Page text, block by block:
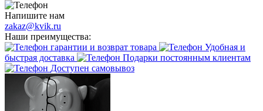
Напишите нам
zakaz@kvik.ru
Наши преимущества:
гарантии и возврат товара
Удобная и
быстрая доставка
Подарки постоянным клиентам
Доступен самовывоз